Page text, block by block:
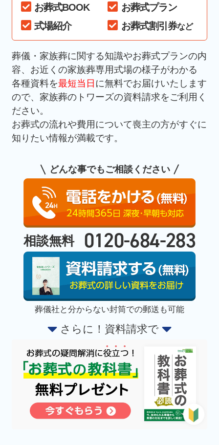
葬儀・家族葬に関する知識やお葬式プランの内
容、お近くの家族葬専用式場の様子がわかる
各種資料を最短当日 に無料でお届けいたします
ので、家族葬のトワーズの資料請求をご利用く
ださい。
お葬式の流れや費用について喪主の方がすぐに
知りたい情報が満載です。
お葬式BOOK
お葬式プラン
式場紹介
お葬式割引券など
どんな事でもご相談ください
相談無料 0120-684-283
葬儀社と分からない封筒での郵送も可能
さらに！資料請求で